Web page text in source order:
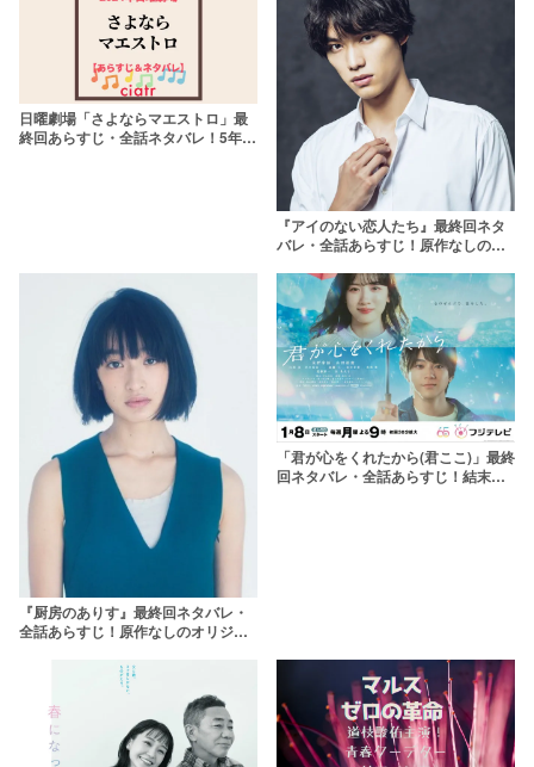
日曜劇場「さよならマエストロ」最
終回あらすじ・全話ネタバレ！5年前
『アイのない恋人たち』最終回ネタ
バレ・全話あらすじ！原作なしの結
『厨房のありす』最終回ネタバレ・
全話あらすじ！原作なしのオリジナ
「君が心をくれたから(君ここ)」最終
回ネタバレ・全話あらすじ！結末は